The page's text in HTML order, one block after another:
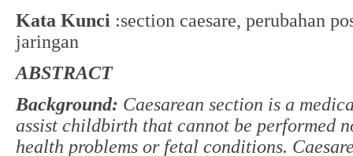
Kata Kunci :section caesare, perubahan
jaringan
ABSTRACT
Background: Caesarean section is a
assist childbirth that cannot be performed
health problems or fetal conditions.